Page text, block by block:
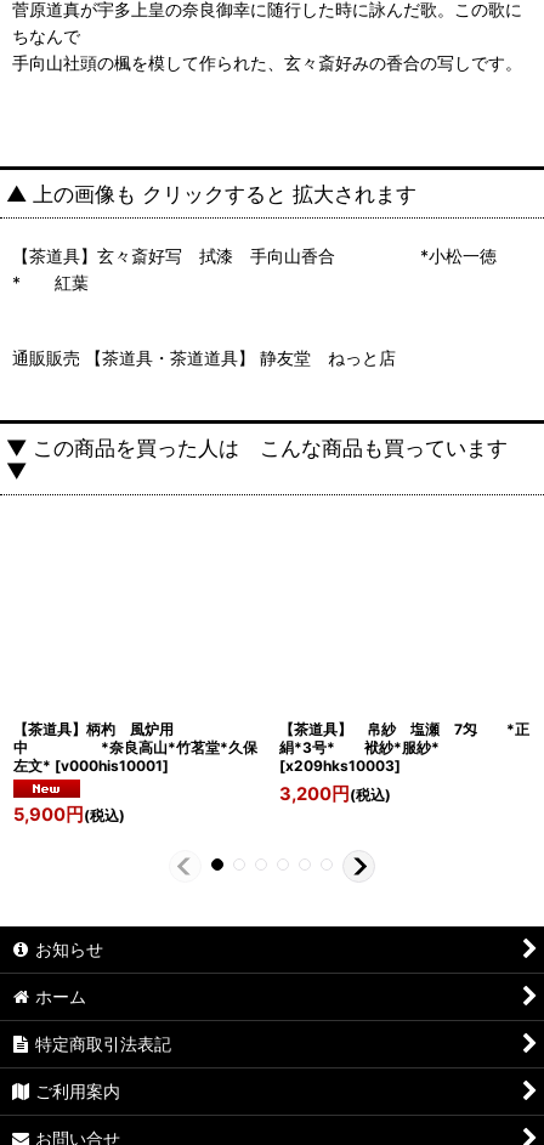
菅原道真が宇多上皇の奈良御幸に随行した時に詠んだ歌。この歌に
ちなんで
手向山社頭の楓を模して作られた、玄々斎好みの香合の写しです。
▲ 上の画像も クリックすると 拡大されます
【茶道具】玄々斎好写 拭漆 手向山香合 *小松一徳
* 紅葉
通販販売 【茶道具・茶道道具】 静友堂 ねっと店
▼ この商品を買った人は こんな商品も買っています
▼
【茶道具】柄杓 風炉用
中 *奈良高山*竹茗堂*久保
左文* [v000his10001]
5,900円 (税込)
【茶道具】 帛紗 塩瀬 7匁 *正
絹*3号* 袱紗*服紗*
[x209hks10003]
3,200円 (税込)
お知らせ
ホーム
特定商取引法表記
ご利用案内
お問い合せ